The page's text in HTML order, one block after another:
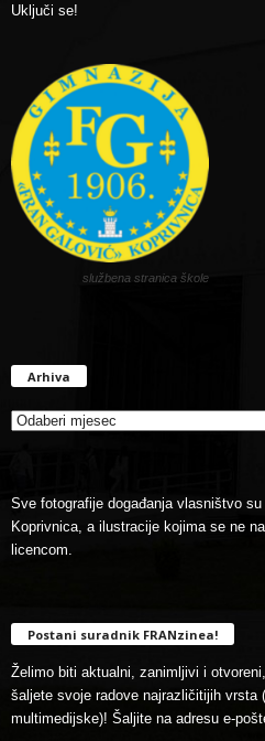
Uključi se!
službena stranica škole
Arhiva
Sve fotografije događanja vlasništvo
Koprivnica, a ilustracije kojima se ne
licencom.
Postani suradnik FRANzinea!
Želimo biti aktualni, zanimljivi i
šaljete svoje radove najrazličitijih vrsta
multimedijske)! Šaljite na adresu e-